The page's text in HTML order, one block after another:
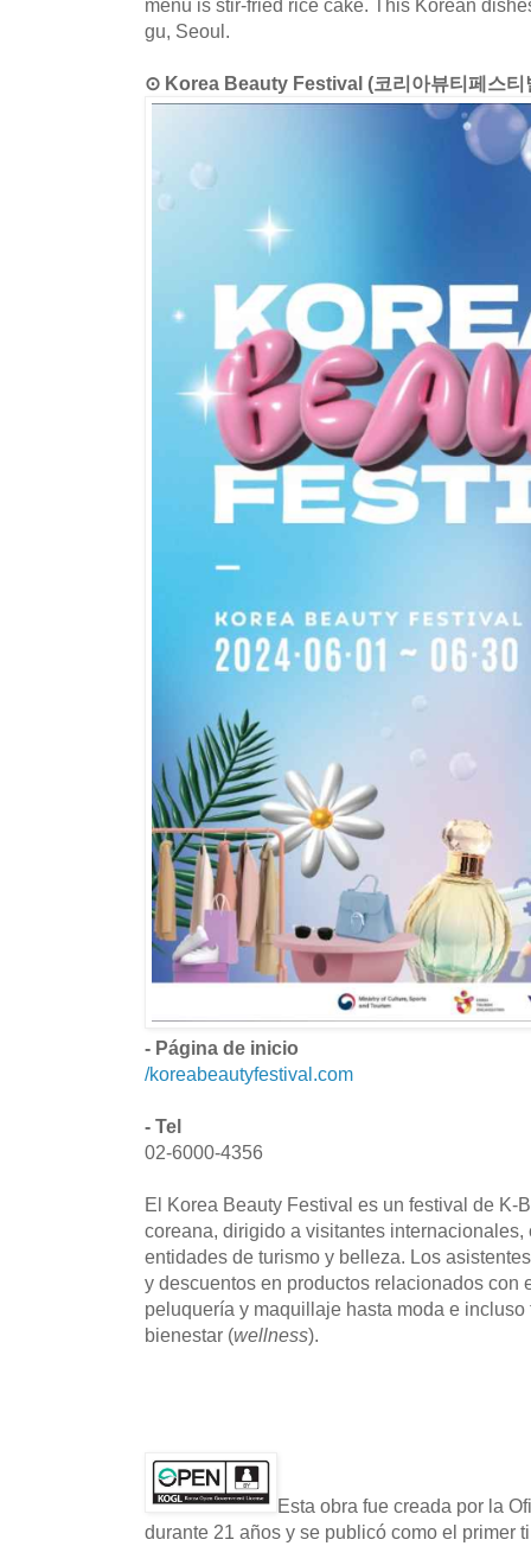
menu is stir-fried rice cake. This Korean
gu, Seoul.
⊙ Korea Beauty Festival (코리아뷰티페스티
- Página de inicio
/koreabeautyfestival.com
- Tel
02-6000-4356
El Korea Beauty Festival es un festival de K-
coreana, dirigido a visitantes
entidades de turismo y belleza. Los
y descuentos en productos relacionados con
peluquería y maquillaje hasta moda e
bienestar (wellness).
Esta obra fue creada por la
durante 21 años y se publicó como el primer